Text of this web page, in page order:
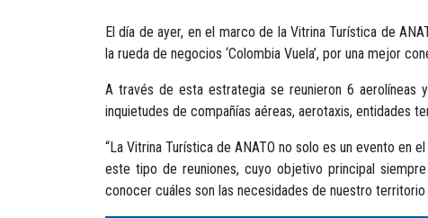
El día de ayer, en el marco de la Vitrina Turística de
la rueda de negocios ‘Colombia Vuela’, por una mejor
A través de esta estrategia se reunieron 6 aerolíneas
inquietudes de compañías aéreas, aerotaxis, entidades
“La Vitrina Turística de ANATO no solo es un evento en
este tipo de reuniones, cuyo objetivo principal
conocer cuáles son las necesidades de nuestro